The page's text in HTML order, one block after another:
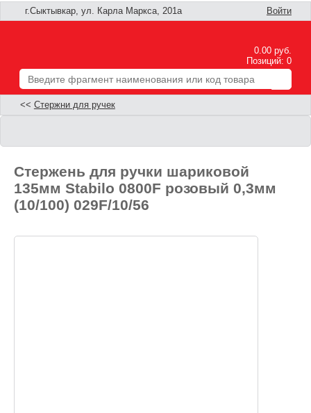
г.Сыктывкар, ул. Карла Маркса, 201а Войти
0.00 руб.
Позиций: 0
<< Стержни для ручек
Стержень для ручки шариковой
135мм Stabilo 0800F розовый 0,3мм
(10/100) 029F/10/56